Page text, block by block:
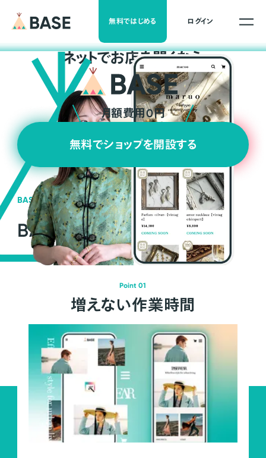
無料ではじめる ログイン
ネットでお店を開くなら
月額費用0円
無料でショップを開設する
BASEの強み
BASEが強い3つの理由
Point 01
増えない作業時間